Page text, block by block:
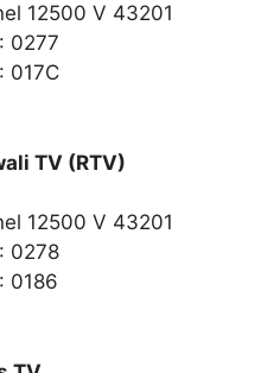
12500 V 43201
0277
017C
TV (RTV)
12500 V 43201
0278
0186